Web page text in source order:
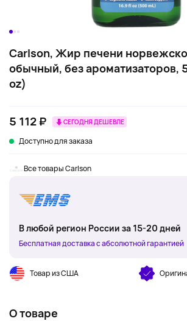
Carlson, Жир печени
обычный, без ароматизаторов,
oz)
5 112 ₽ СЕГОДНЯ ДЕШЕВЛЕ
Доступно для заказа
Все товары Carlson
В любой регион России за 15-20 дней
Бесплатная доставка с абсолютной гарантией
Товар из США
О товаре